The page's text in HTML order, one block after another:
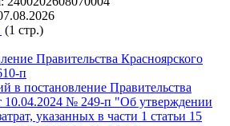
(1 стр.)
Правительства Красноярского
п
в постановление Правительства
10.04.2024 № 249-п "Об утверждении
указанных в части 1 статьи 15